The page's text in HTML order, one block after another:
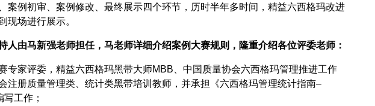
案例初审、案例修改、最终展示四个环节，历时半年多时间， 精益六西格玛改进
现场进行展示。
人由马新强老师担任，马老师详细介绍案例大赛规则，隆重介绍各位评委老师 ：
专家评委 ， 精益六西格玛黑带大师MBB 、中国质量协会六西格玛管理推进工作
注册质量管理类、统计类黑带培训教师，并承担《六西格玛管理统计指南–
写工作；